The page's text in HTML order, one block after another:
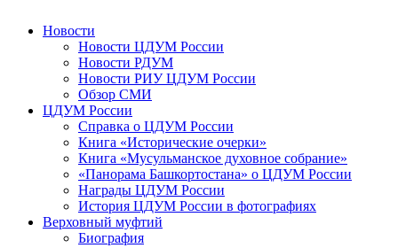
Новости
Новости ЦДУМ России
Новости РДУМ
Новости РИУ ЦДУМ России
Обзор СМИ
ЦДУМ России
Справка о ЦДУМ России
Книга «Исторические очерки»
Книга «Мусульманское духовное собрание»
«Панорама Башкортостана» о ЦДУМ России
Награды ЦДУМ России
История ЦДУМ России в фотографиях
Верховный муфтий
Биография